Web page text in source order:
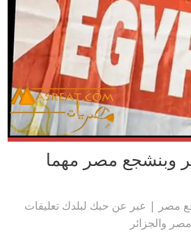
وبنشجع مصر مهما
مصر | عبر عن حبك لبلدك تعليقات
والجزائر